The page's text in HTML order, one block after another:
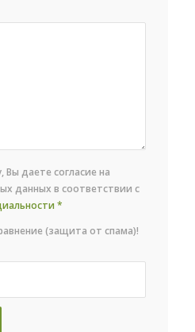
Вы даете согласие на
данных в соответствии с
*
(защита от спама)!